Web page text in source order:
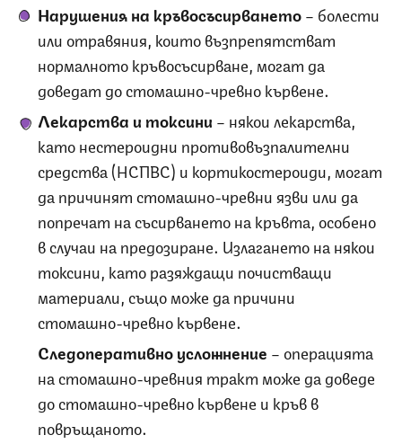
Нарушения на кръвосъсирването– болести
или отравяния, които възпрепятстват
нормалното кръвосъсирване, могат да
доведат до стомашно-чревно кървене.
Лекарства и токсини – някои лекарства,
като нестероидни противовъзпалителни
средства (НСПВС) и кортикостероиди, могат
да причинят стомашно-чревни язви или да
попречат на съсирването на кръвта, особено
в случаи на предозиране. Излагането на някои
токсини, като разяждащи почистващи
материали, също може да причини
стомашно-чревно кървене.
Следоперативно усложнение – операцията
на стомашно-чревния тракт може да доведе
до стомашно-чревно кървене и кръв в
повръщаното.